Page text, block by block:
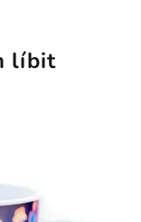
líbit